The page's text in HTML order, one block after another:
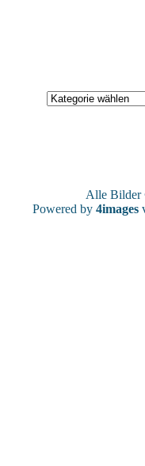
Alle
Powered by 4images